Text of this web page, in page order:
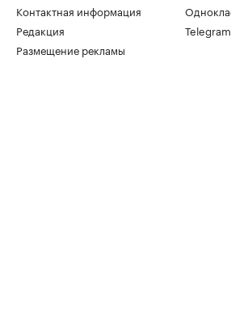
Контактная информация
Редакция
Размещение рекламы
Telegram